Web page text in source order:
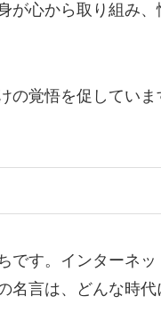
心から取り組み
の覚悟を促してい
す。インターネ
言は、どんな時